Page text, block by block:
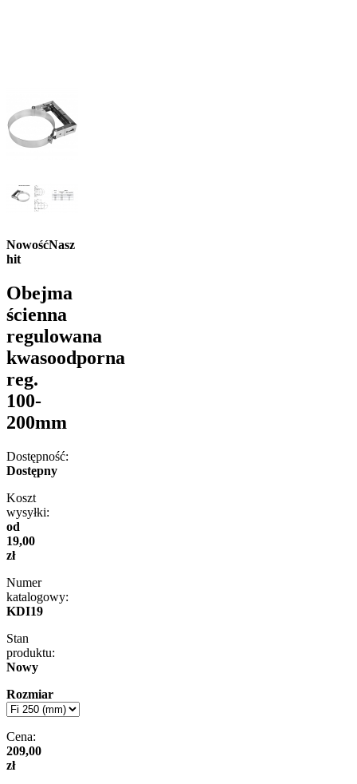
NowośćNasz
hit
Obejma
ścienna
regulowana
kwasoodporna
reg.
100-
200mm
Dostępność:
Dostępny
Koszt
wysyłki:
od
19,00
zł
Numer
katalogowy:
KDI19
Stan
produktu:
Nowy
Rozmiar
Cena:
209,00
zł